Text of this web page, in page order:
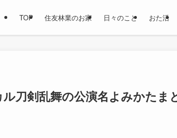
TOP 住友林業のお家 日々のこと おた活
ル刀剣乱舞の公演名よみかたま